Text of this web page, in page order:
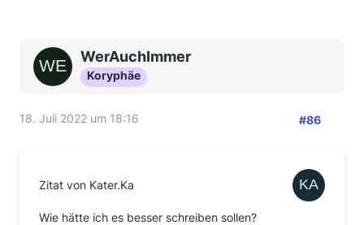
WerAuchImmer
Koryphäe
18. Juli 2022 um 18:16 #86
Zitat von Kater.Ka
Wie hätte ich es besser schreiben sollen?